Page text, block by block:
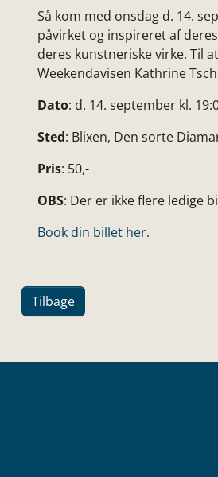
Så kom med onsdag d. 14.
påvirket og inspireret af
deres kunstneriske virke. Til
Weekendavisen Kathrine
Dato: d. 14. september kl.
Sted: Blixen, Den sorte
Pris: 50,-
OBS: Der er ikke flere ledige
Book din billet her.
Tilbage